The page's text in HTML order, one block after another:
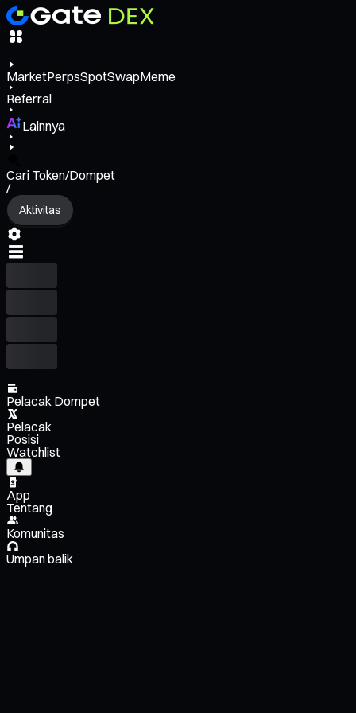
MarketPerpsSpotSwapMeme
Referral
Lainnya
Cari Token/Dompet
/
Aktivitas
Pelacak Dompet
Pelacak
Posisi
Watchlist
App
Tentang
Komunitas
Umpan balik